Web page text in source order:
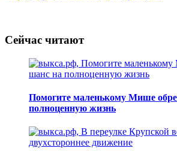
Сейчас читают
Помогите маленькому Мише
полноценную жизнь